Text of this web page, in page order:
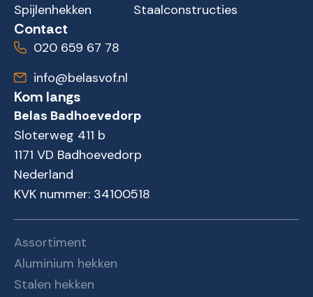
Spijlenhekken
Staalconstructies
Contact
020 659 67 78
info@belasvof.nl
Kom langs
Belas Badhoevedorp
Sloterweg 411 b
1171 VD Badhoevedorp
Nederland
KVK nummer: 34100518
Assortiment
Aluminium hekken
Stalen hekken